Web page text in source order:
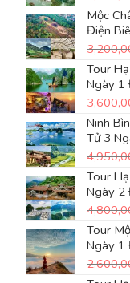
Mộc
Điện
Tour
Ngày 1
Ninh
Tử 3
Tour
Ngày 2
Tour
Ngày 1